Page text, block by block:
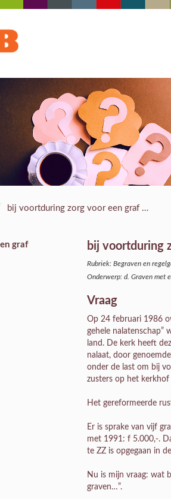
bij voortduring zorg voor een graf …
graf
bij voortduring
Rubriek: Begraven en
Onderwerp: d. Graven met
Vraag
Op 24 februari 1986
gehele nalatenschap”
land. De kerk heeft
nalaat, door
onder de last om bij
zusters op het kerkhof
Het gereformeerde
Er is sprake van vijf
met 1991: f 5.000,-.
te ZZ is opgegaan in
Nu is mijn vraag: wat
graven…”.